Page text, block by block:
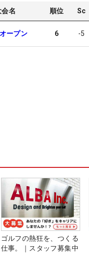
会名 順位 Sc
ープン 6 -5
ゴルフの熱狂を、つくる
仕事。｜スタッフ募集中